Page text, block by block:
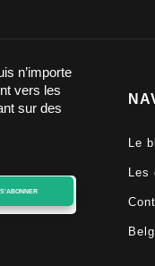
n’importe
vers les
sur des
S'ABONNER
Le
Les